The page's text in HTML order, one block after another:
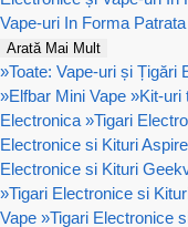
Vape-uri In Forma Patrata
Arată Mai Mult
»Toate: Vape-uri și Țigări
»Elfbar Mini Vape »Kit-uri
Electronica »Tigari
Electronice si Kituri Aspire
Electronice si Kituri
»Tigari Electronice si
Vape »Tigari Electronice